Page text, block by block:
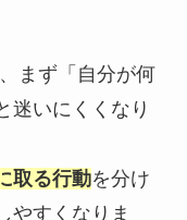
まず「自分が何
迷いにくくなり
取る行動を分け
やすくなりま